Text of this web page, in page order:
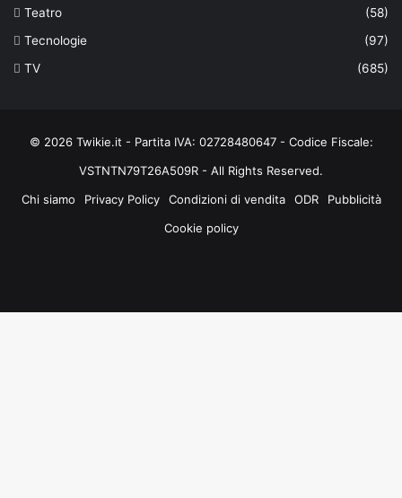
Teatro
(58)
Tecnologie
(97)
TV
(685)
© 2026 Twikie.it - Partita IVA: 02728480647 - Codice Fiscale:
VSTNTN79T26A509R - All Rights Reserved.
Chi siamo
Privacy Policy Condizioni di vendita ODR
Pubblicità
Cookie policy
Tube